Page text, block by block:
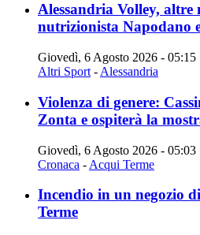
Alessandria Volley,
nutrizionista Napodano
Giovedì, 6 Agosto 2026 - 05:15
Altri Sport - Alessandria
Violenza di genere:
Zonta e ospiterà la
Giovedì, 6 Agosto 2026 - 05:03
Cronaca - Acqui Terme
Incendio in un negozio
Terme